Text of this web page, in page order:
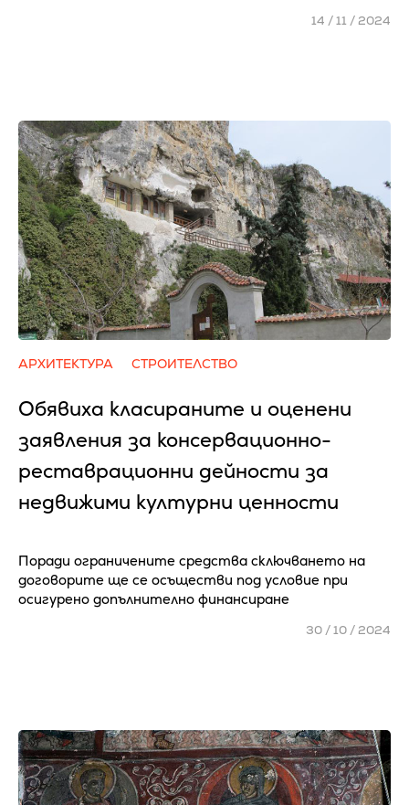
14 / 11 / 2024
АРХИТЕКТУРА СТРОИТЕЛСТВО
Обявиха класираните и оценени
заявления за консервационно-
реставрационни дейности за
недвижими културни ценности
Поради ограничените средства сключването на
договорите ще се осъществи под условие при
осигурено допълнително финансиране
30 / 10 / 2024